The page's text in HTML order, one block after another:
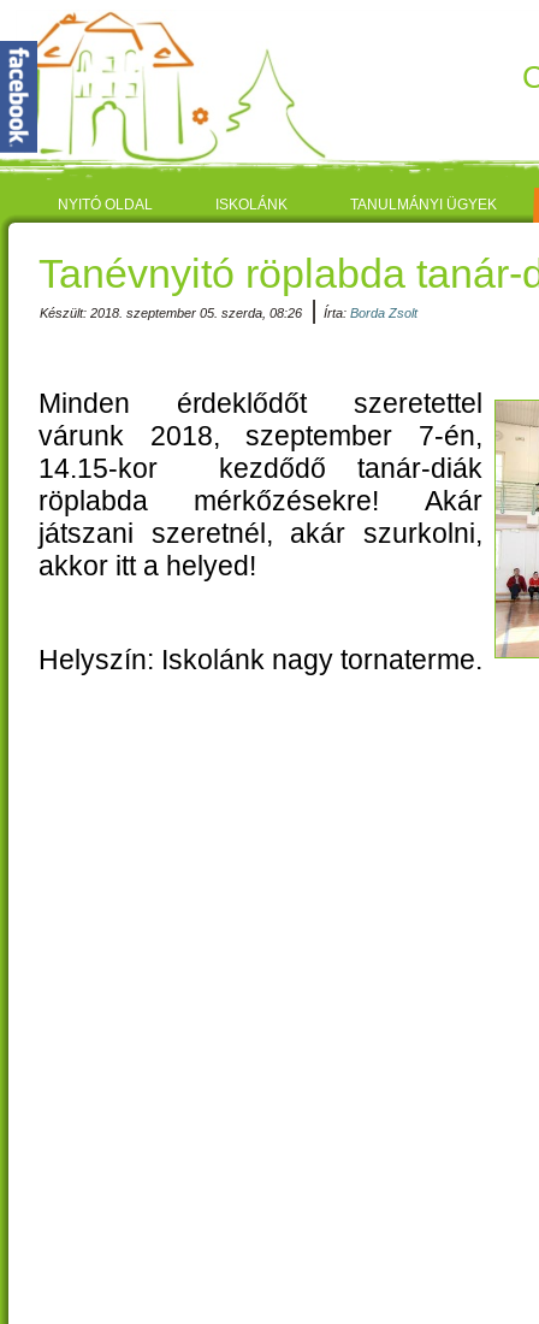
NYITÓ OLDAL ISKOLÁNK TANULMÁNYI ÜGYEK
Tanévnyitó röplabda
Készült: 2018. szeptember 05. szerda, 08:26 | Írta: Borda Zsolt
Minden érdeklődőt szeretettel
várunk 2018, szeptember 7-én,
14.15-kor kezdődő tanár-diák
röplabda mérkőzésekre! Akár
játszani szeretnél, akár szurkolni,
akkor itt a helyed!
Helyszín: Iskolánk nagy tornaterme.